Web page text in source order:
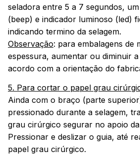
seladora entre 5 a 7 segundos,
(beep) e indicador luminoso (led)
indicando termino da selagem.
Observação: para embalagens de
espessura, aumentar ou diminuir
acordo com a orientação do
5. Para cortar o papel grau
Ainda com o braço (parte
pressionado durante a selagem,
grau cirúrgico segurar no apoio
Pressionar e deslizar o guia, até
papel grau cirúrgico.